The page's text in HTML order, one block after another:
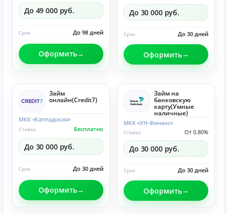
До 49 000 руб.
До 98 дней
Срок
Оформить
До 30 000 руб.
До 30 дней
Срок
Оформить
Займ
онлайн(Credit7)
МКК «Каппадокия»
Бесплатно
Ставка
До 30 000 руб.
До 30 дней
Срок
Оформить
Займ на
банковскую
карту(Умные
наличные)
МКК «УН-Финанс»
От 0.80%
Ставка
До 30 000 руб.
До 30 дней
Срок
Оформить